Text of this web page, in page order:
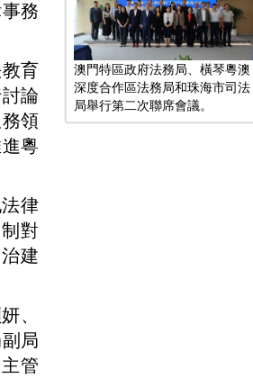
務
育
論
領
粵
律
對
建
、
局
管
澳門特區政府法務局、橫琴粵澳
深度合作區法務局和珠海市司法
局舉行第二次聯席會議。